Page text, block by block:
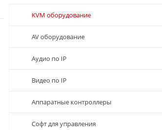
KVM оборудование
AV оборудование
Аудио по IP
Видео по IP
Аппаратные контроллеры
Софт для управления